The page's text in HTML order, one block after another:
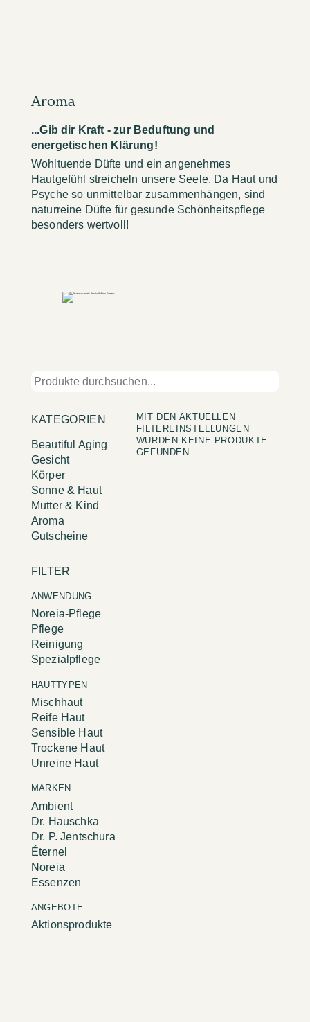
Aroma
...Gib dir Kraft - zur Beduftung und
energetischen Klärung!
Wohltuende Düfte und ein angenehmes
Hautgefühl streicheln unsere Seele. Da Haut und
Psyche so unmittelbar zusammenhängen, sind
naturreine Düfte für gesunde Schönheitspflege
besonders wertvoll!
KATEGORIEN
Beautiful Aging
Gesicht
Körper
Sonne & Haut
Mutter & Kind
Aroma
Gutscheine
FILTER
ANWENDUNG
Noreia-Pflege
Pflege
Reinigung
Spezialpflege
HAUTTYPEN
Mischhaut
Reife Haut
Sensible Haut
Trockene Haut
Unreine Haut
MARKEN
Ambient
Dr. Hauschka
Dr. P. Jentschura
Éternel
Noreia
Essenzen
ANGEBOTE
Aktionsprodukte
MIT DEN AKTUELLEN
FILTEREINSTELLUNGEN
WURDEN KEINE PRODUKTE
GEFUNDEN.